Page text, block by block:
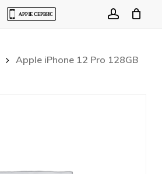
Apple iPhone 12 Pro 128GB